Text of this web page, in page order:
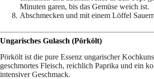
Minuten garen, bis das Gemüse weich ist.
Abschmecken und mit einem Löffel
Ungarisches Gulasch (Pörkölt)
Pörkölt ist die pure Essenz ungarischer
geschmortes Fleisch, reichlich Paprika und ein
intensiver Geschmack.